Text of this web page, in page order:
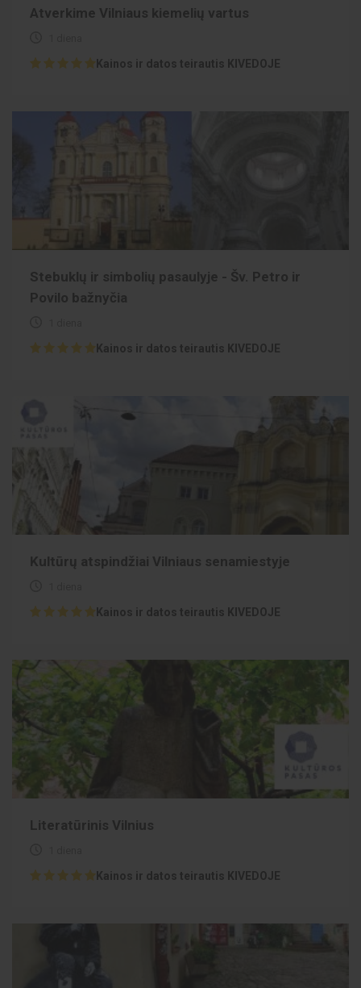
Atverkime Vilniaus kiemelių vartus
Kainos ir datos teirautis KIVEDOJE
Stebuklų ir simbolių pasaulyje - Šv. Petro ir
Povilo bažnyčia
Kainos ir datos teirautis KIVEDOJE
Kultūrų atspindžiai Vilniaus senamiestyje
Kainos ir datos teirautis KIVEDOJE
Literatūrinis Vilnius
Kainos ir datos teirautis KIVEDOJE